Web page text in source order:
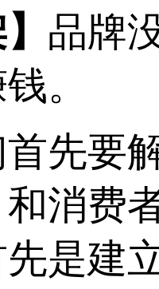
品牌
。
先要
消费
是建